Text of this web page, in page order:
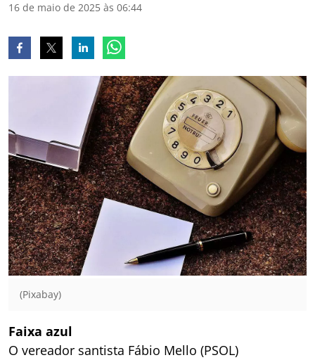
16 de maio de 2025 às 06:44
(Pixabay)
Faixa azul
O vereador santista Fábio Mello (PSOL)